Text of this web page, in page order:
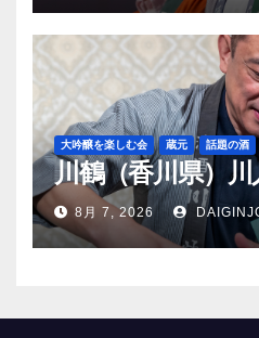
大吟醸を楽しむ会 蔵元 話題の酒
川鶴（香川県）
8月 7, 2026